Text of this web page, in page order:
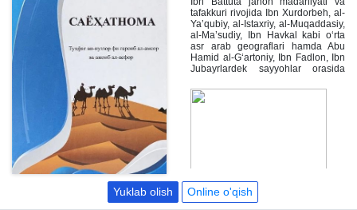
tafakkuri rivojida Ibn Xurdorbeh, al-
Ya’qubiy, al-Istaxriy, al-Muqaddasiy,
al-Ma’sudiy, Ibn Havkal kabi o‘rta
asr arab geograflari hamda Abu
Hamid al-G‘artoniy, Ibn Fadlon, Ibn
Jubayrlardek sayyohlar orasida
alohida o‘rin tutgan mashhur arab
sayyohidir. Uning «Sayohatnoma»
boshqalardan ajralib turadi.
Akademik I. Yu Krachkovskiy Ibn
Battutani «Barcha musulmon
mamlakatlarini kezib chiqqan
Yuklab olish Online o'qish